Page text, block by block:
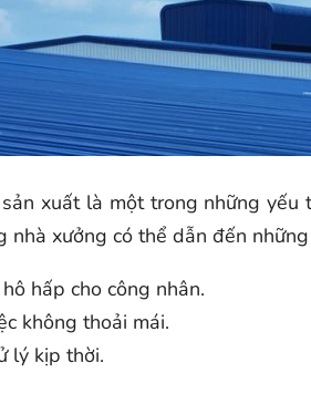
xuất là một trong những
xưởng có thể dẫn đến
hấp cho công nhân.
không thoải mái.
lý kịp thời.